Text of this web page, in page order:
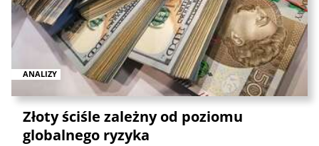
ANALIZY
Złoty ściśle zależny od poziomu
globalnego ryzyka